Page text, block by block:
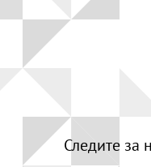
Следите за